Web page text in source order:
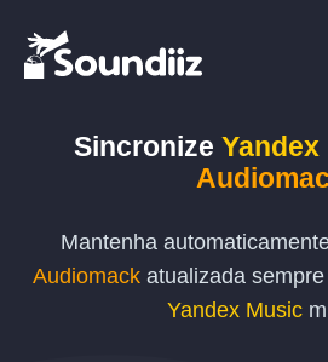
Sincronize Yandex
Mantenha
Audiomackatualizada
Yandex Music